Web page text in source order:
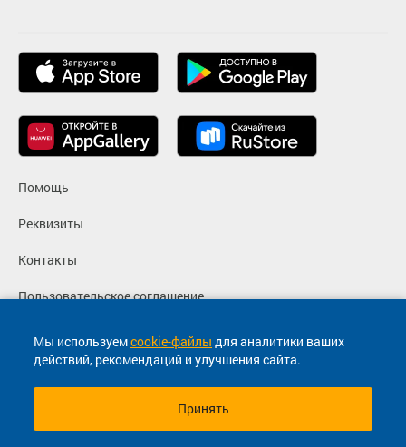
Мы используемcookie-файлы для аналитики ваших
действий, рекомендаций и улучшения сайта.
Принять
Помощь
Реквизиты
Контакты
Пользовательское соглашение
Политика конфиденциальности
Согласие на маркетинговые сообщения
© 2013-2026, ООО "Капитал"- Онлайн сервис продажи